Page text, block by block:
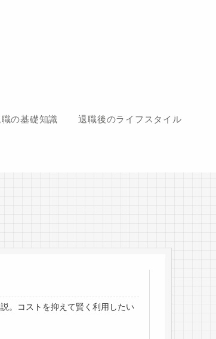
の基礎知識 退職後のライフスタイル
。コストを抑えて賢く利用したい